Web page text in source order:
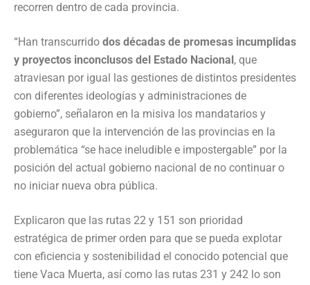
recorren dentro de cada provincia.
“Han transcurrido dos décadas de promesas incumplidas
y proyectos inconclusos del Estado Nacional , que
atraviesan por igual las gestiones de distintos presidentes
con diferentes ideologías y administraciones de
gobierno”, señalaron en la misiva los mandatarios y
aseguraron que la intervención de las provincias en la
problemática “se hace ineludible e impostergable” por la
posición del actual gobierno nacional de no continuar o
no iniciar nueva obra pública.
Explicaron que las rutas 22 y 151 son prioridad
estratégica de primer orden para que se pueda explotar
con eficiencia y sostenibilidad el conocido potencial que
tiene Vaca Muerta, así como las rutas 231 y 242 lo son